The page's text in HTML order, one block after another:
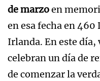
de marzoen
en esa fecha en
Irlanda. En este día,
celebran un día de
de comenzar la